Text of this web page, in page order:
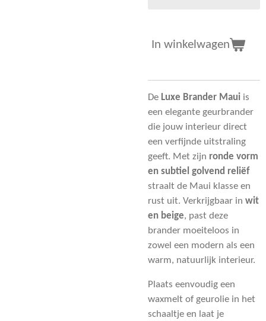
In winkelwagen
De Luxe Brander Maui is
een elegante geurbrander
die jouw interieur direct
een verfijnde uitstraling
geeft. Met zijn ronde vorm
en subtiel golvend reliëf
straalt de Maui klasse en
rust uit. Verkrijgbaar in wit
en beige, past deze
brander moeiteloos in
zowel een modern als een
warm, natuurlijk interieur.
Plaats eenvoudig een
waxmelt of geurolie in het
schaaltje en laat je